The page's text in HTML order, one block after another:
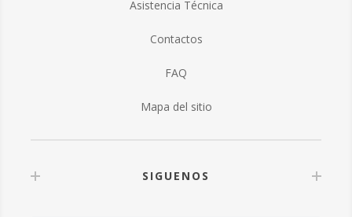
Asistencia Técnica
Contactos
FAQ
Mapa del sitio
SIGUENOS